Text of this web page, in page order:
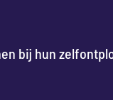
bij hun